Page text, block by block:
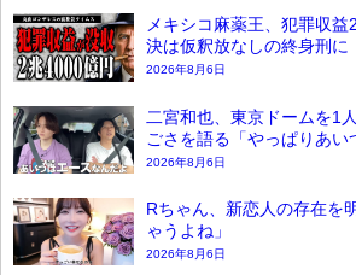
メキシコ麻薬王、犯罪収
決は仮釈放なしの終身刑に
2026年8月6日
二宮和也、東京ドームを1
ごさを語る「やっぱりあい
2026年8月6日
Rちゃん、新恋人の存在を
ゃうよね」
2026年8月6日